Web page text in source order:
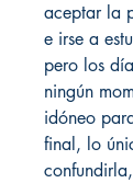
aceptar la
e irse a
pero los
ningún
idóneo
final, lo